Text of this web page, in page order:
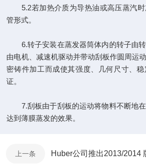
5.2若加热介质为导热油或高压蒸汽时
管形式。
6.转子安装在蒸发器筒体内的转子由转
由电机、减速机驱动并带动刮板作圆周运
密铸件加工而成使其强度、几何尺寸、
证。
7.刮板由于刮板的运动将物料不断地在
达到薄膜蒸发的效果。
上一条